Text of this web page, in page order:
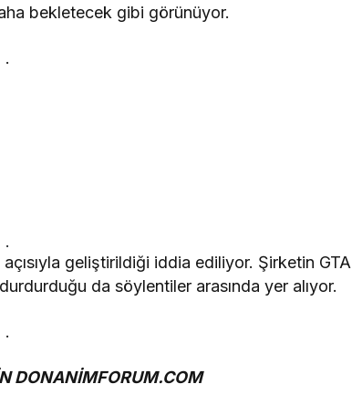
bekletecek gibi görünüyor.
.
.
geliştirildiği iddia ediliyor. Şirketin GTA
da söylentiler arasında yer alıyor.
.
DONANİMFORUM.COM